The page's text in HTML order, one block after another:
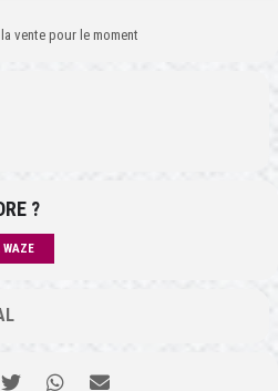
vente pour le moment
?
WAZE